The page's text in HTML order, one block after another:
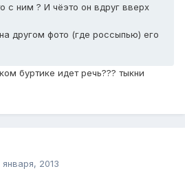
с ним ? И чёэто он вдруг вверх
другом фото (где россыпью) его
буртике идет речь??? тыкни
января, 2013